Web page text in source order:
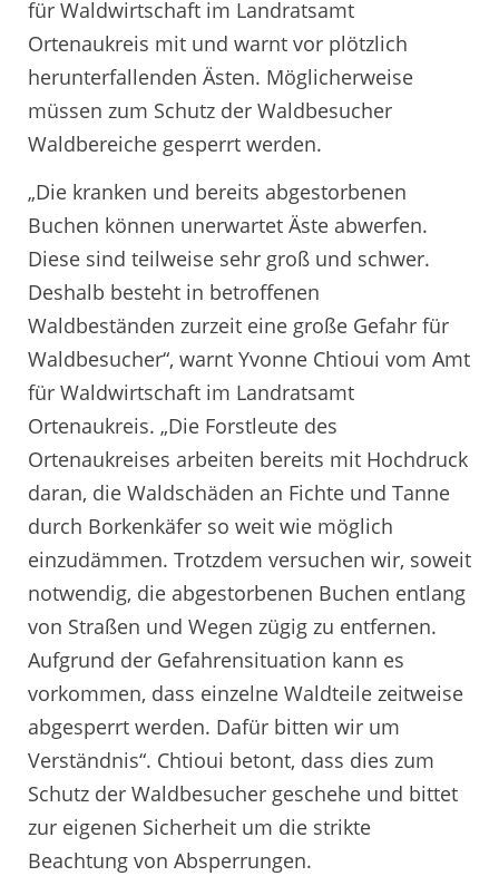
für Waldwirtschaft im Landratsamt
Ortenaukreis mit und warnt vor plötzlich
herunterfallenden Ästen. Möglicherweise
müssen zum Schutz der Waldbesucher
Waldbereiche gesperrt werden.
„Die kranken und bereits abgestorbenen
Buchen können unerwartet Äste abwerfen.
Diese sind teilweise sehr groß und schwer.
Deshalb besteht in betroffenen
Waldbeständen zurzeit eine große Gefahr für
Waldbesucher“, warnt Yvonne Chtioui vom Amt
für Waldwirtschaft im Landratsamt
Ortenaukreis. „Die Forstleute des
Ortenaukreises arbeiten bereits mit Hochdruck
daran, die Waldschäden an Fichte und Tanne
durch Borkenkäfer so weit wie möglich
einzudämmen. Trotzdem versuchen wir, soweit
notwendig, die abgestorbenen Buchen entlang
von Straßen und Wegen zügig zu entfernen.
Aufgrund der Gefahrensituation kann es
vorkommen, dass einzelne Waldteile zeitweise
abgesperrt werden. Dafür bitten wir um
Verständnis“. Chtioui betont, dass dies zum
Schutz der Waldbesucher geschehe und bittet
zur eigenen Sicherheit um die strikte
Beachtung von Absperrungen.